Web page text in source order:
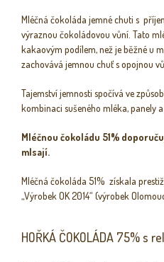
Mléčná čokoláda jemné chuti s
výraznou čokoládovou vůní. Tato
kakaovým podílem, než je běžné u
zachovává jemnou chuť s opojnou
Tajemství jemnosti spočívá ve
kombinaci sušeného mléka, panely
Mléčnou čokoládu 51%
mlsají.
Mléčná čokoláda 51% získala
„Výrobek OK 2014“ (výrobek
HOŘKÁ ČOKOLÁDA 75% s